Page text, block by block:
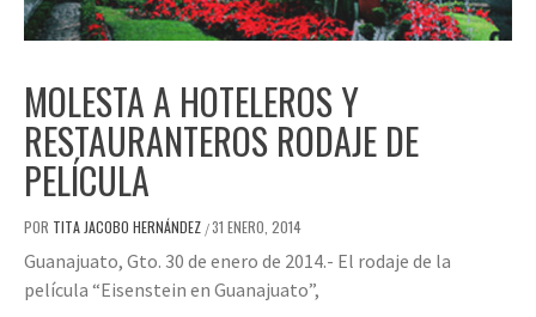
MOLESTA A HOTELEROS Y
RESTAURANTEROS RODAJE DE
PELÍCULA
POR TITA JACOBO HERNÁNDEZ /31 ENERO, 2014
Guanajuato, Gto. 30 de enero de 2014.- El rodaje de la
película “Eisenstein en Guanajuato”,